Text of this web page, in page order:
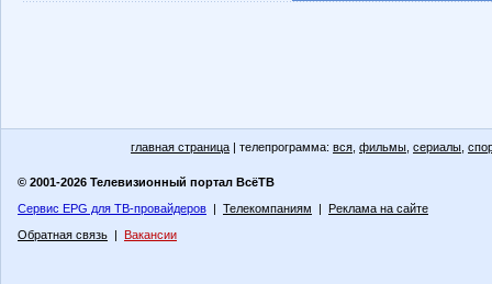
главная страница | телепрограмма: вся фильмы сериалы
© 2001-2026 Телевизионный портал ВсёТВ
Сервис EPG для ТВ-провайдеров | Телекомпаниям | Реклама на сайте
Обратная связь | Вакансии